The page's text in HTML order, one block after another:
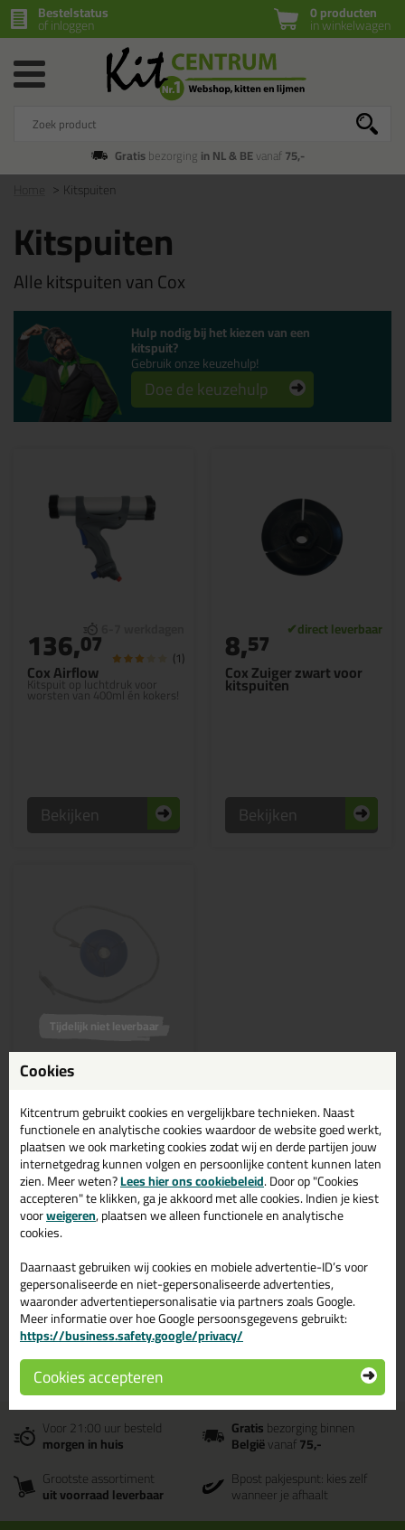
0 producten
in winkelwagen
Bestelstatus
of inloggen
Gratisbezorging in NL & BEvanaf75,-
Kitspuiten
Kitspuiten
Alle kitspuiten van Cox
Hulp nodig bij het kiezen van een
kitspuit?
Gebruik onze keuzehulp!
Doe de keuzehulp
Cox Airflow
Kitspuit op luchtdruk voor
worsten van 400ml én kokers!
136,07 (1)
Bekijken
Cox Zuiger zwart voor
kitspuiten
8,57
Bekijken
Tijdelijk niet leverbaar
22,49
Bekijken
Cox kitspuiten - Kitcentrum.be
Bestel al je kitspuiten van het merk Cox bij Kitcentrum.be - gewoon uit
voorraad geleverd, vandaag besteld, morgen in huis!
Voor 21:00 uur besteld
morgen in huis
Gratisbezorging binnen
Belgiëvanaf75,-
Grootste assortiment
uit voorraad leverbaar
Bpost pakjespunt: kies zelf
wanneer je afhaalt
Cookies
Kitcentrum gebruikt cookies en vergelijkbare technieken. Naast
functionele en analytische cookies waardoor de website goed werkt,
plaatsen we ook marketing cookies zodat wij en derde partijen jouw
internetgedrag kunnen volgen en persoonlijke content kunnen laten
zien. Meer weten?Lees hier ons cookiebeleid. Door op "Cookies
accepteren" te klikken, ga je akkoord met alle cookies. Indien je kiest
voorweigeren, plaatsen we alleen functionele en analytische
cookies.
Daarnaast gebruiken wij cookies en mobiele advertentie-ID’s voor
gepersonaliseerde en niet-gepersonaliseerde advertenties,
waaronder advertentiepersonalisatie via partners zoals Google.
Meer informatie over hoe Google persoonsgegevens gebruikt:
https://business.safety.google/privacy/
Cookies accepteren